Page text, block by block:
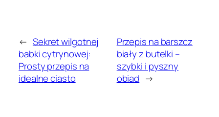
← Sekret wilgotnej
babki cytrynowej:
Prosty przepis na
idealne ciasto
Przepis na barszcz
biały z butelki –
szybki i pyszny
obiad →